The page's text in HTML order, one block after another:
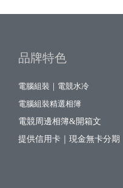
品牌特色
電腦組裝｜電競水冷
電腦組裝精選相簿
電競周邊相簿&開箱文
提供信用卡｜現金無卡分期